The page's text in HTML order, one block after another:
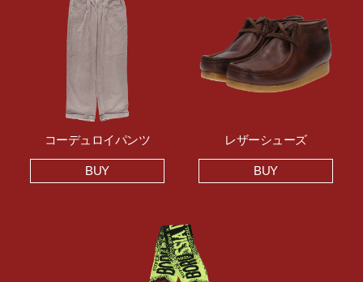
コーデュロイパンツ
BUY
レザーシューズ
BUY